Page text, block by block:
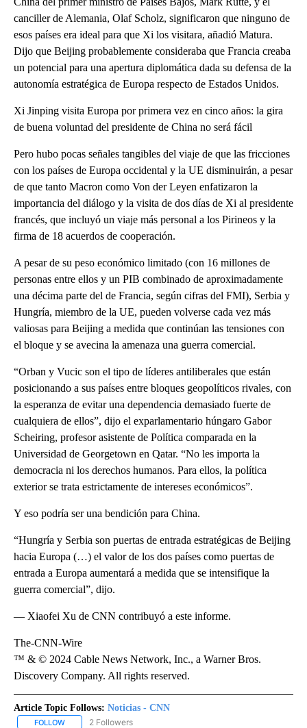
canciller de Alemania, Olaf Scholz, significaron que ninguno de
esos países era ideal para que Xi los visitara, añadió Matura.
Dijo que Beijing probablemente consideraba que Francia creaba
un potencial para una apertura diplomática dada su defensa de la
autonomía estratégica de Europa respecto de Estados Unidos.
Xi Jinping visita Europa por primera vez en cinco años: la gira
de buena voluntad del presidente de China no será fácil
Pero hubo pocas señales tangibles del viaje de que las fricciones
con los países de Europa occidental y la UE disminuirán, a pesar
de que tanto Macron como Von der Leyen enfatizaron la
importancia del diálogo y la visita de dos días de Xi al presidente
francés, que incluyó un viaje más personal a los Pirineos y la
firma de 18 acuerdos de cooperación.
A pesar de su peso económico limitado (con 16 millones de
personas entre ellos y un PIB combinado de aproximadamente
una décima parte del de Francia, según cifras del FMI), Serbia y
Hungría, miembro de la UE, pueden volverse cada vez más
valiosas para Beijing a medida que continúan las tensiones con
el bloque y se avecina la amenaza una guerra comercial.
“Orban y Vucic son el tipo de líderes antiliberales que están
posicionando a sus países entre bloques geopolíticos rivales, con
la esperanza de evitar una dependencia demasiado fuerte de
cualquiera de ellos”, dijo el exparlamentario húngaro Gabor
Scheiring, profesor asistente de Política comparada en la
Universidad de Georgetown en Qatar. “No les importa la
democracia ni los derechos humanos. Para ellos, la política
exterior se trata estrictamente de intereses económicos”.
Y eso podría ser una bendición para China.
“Hungría y Serbia son puertas de entrada estratégicas de Beijing
hacia Europa (…) el valor de los dos países como puertas de
entrada a Europa aumentará a medida que se intensifique la
guerra comercial”, dijo.
— Xiaofei Xu de CNN contribuyó a este informe.
The-CNN-Wire
™ & © 2024 Cable News Network, Inc., a Warner Bros.
Discovery Company. All rights reserved.
Article Topic Follows: Noticias - CNN
FOLLOW FOLLOW "NOTICIAS - CNN" TO RECEIVE NOTIFICATIONS ABOUT
2 Followers